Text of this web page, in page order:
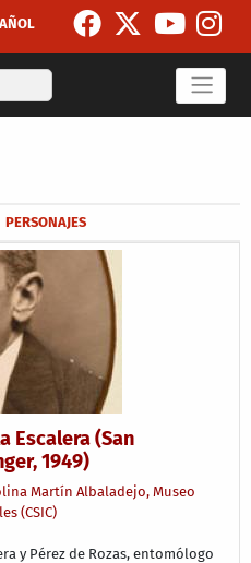
Search
PERSONAJES
Escalera (San
1949)
Martín Albaladejo, Museo
(CSIC)
y Pérez de Rozas, entomólogo